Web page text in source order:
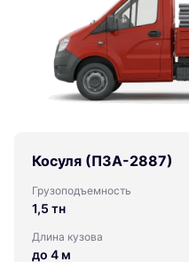
Косуля (ПЗА-2887)
Грузоподъемность
1,5 тн
Длина кузова
до 4 м